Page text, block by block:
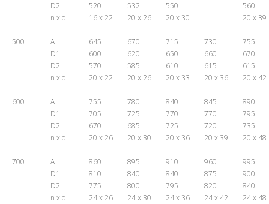
D2
520 532 550
560
n x d
16 x 22 20 x 26 20 x 30 20 x 39
500 A 645 670 715 730
755
D1
600 620 650 660
670
D2
570 585 610 615
615
n x d
20 x 22 20 x 26 20 x 33 20 x 36 20 x 42
600 A 755 780 840 845
890
D1
705 725 770 770
795
D2
670 685 725 720
735
n x d
20 x 26 20 x 30 20 x 36 20 x 39 20 x 48
700 A 860 895 910 960
995
D1
810 840 840 875
900
D2
775 800 795 820
840
n x d
24 x 26 24 x 30 24 x 36 24 x 42 24 x 48